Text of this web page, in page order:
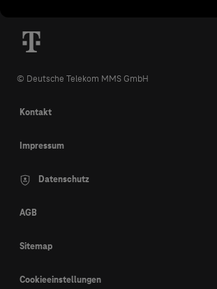
© Deutsche Telekom MMS GmbH
Kontakt
Impressum
Datenschutz
AGB
Sitemap
Cookieeinstellungen